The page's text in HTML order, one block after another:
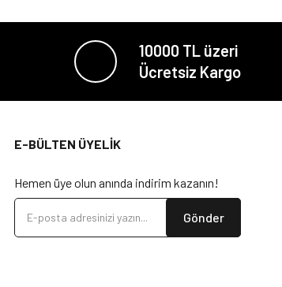
10000 TL üzeri
Ücretsiz Kargo
E-BÜLTEN ÜYELİK
Hemen üye olun anında indirim kazanın!
Gönder